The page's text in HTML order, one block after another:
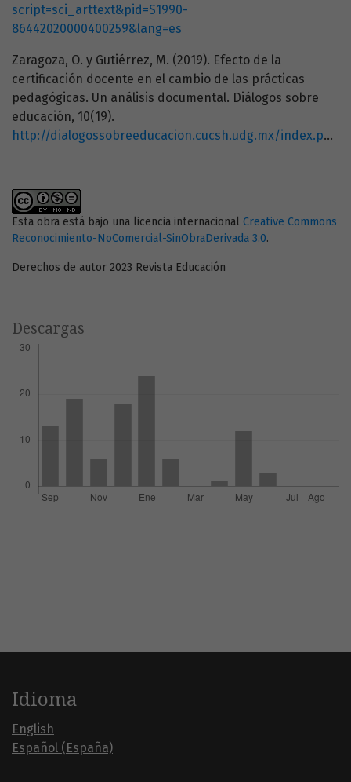
script=sci_arttext&pid=S1990-
86442020000400259&lang=es
Zaragoza, O. y Gutiérrez, M. (2019). Efecto de la
certificación docente en el cambio de las prácticas
pedagógicas. Un análisis documental. Diálogos sobre
educación, 10(19).
http://dialogossobreeducacion.cucsh.udg.mx/index.php/DSE/article/view/501
Esta obra está bajo una licencia internacional Creative Commons
Reconocimiento-NoComercial-SinObraDerivada 3.0.
Derechos de autor 2023 Revista Educación
Descargas
Idioma
English
Español (España)